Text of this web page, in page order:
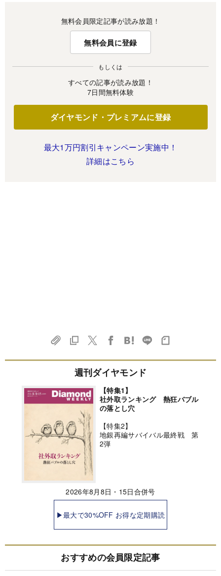
無料会員限定記事が読み放題！
無料会員に登録
もしくは
すべての記事が読み放題！
7日間無料体験
ダイヤモンド・プレミアムに登録
最大1万円割引キャンペーン実施中！
詳細はこちら
週刊ダイヤモンド
【特集1】
社外取ランキング 熱狂バブル
の落とし穴
【特集2】
地銀再編サバイバル最終戦 第
2弾
2026年8月8日・15日合併号
▶最大で30%OFF お得な定期購読
おすすめの会員限定記事